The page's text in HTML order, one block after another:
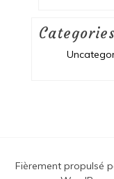
Fièrement propulsé